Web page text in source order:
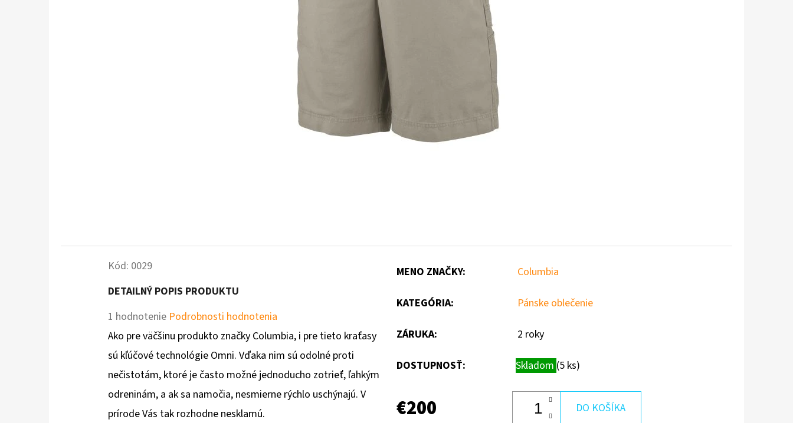
Kód: 0029
DETAILNÝ POPIS PRODUKTU
Priemerné
hodnotenie
produktu
je
1,0
z
1 hodnotenie Podrobnosti hodnotenia
Ako pre väčšinu produkto značky Columbia, i pre tieto kraťasy
sú kľúčové technológie Omni. Vďaka nim sú odolné proti
nečistotám, ktoré je často možné jednoducho zotrieť, ľahkým
odreninám, a ak sa namočia, nesmierne rýchlo uschýnajú. V
prírode Vás tak rozhodne nesklamú.
MENO ZNAČKY: Columbia
KATEGÓRIA: Pánske oblečenie
ZÁRUKA: 2 roky
DOSTUPNOSŤ: Skladom (5 ks)
€200 DO KOŠÍKA